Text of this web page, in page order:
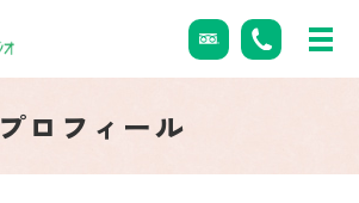
プロフィール